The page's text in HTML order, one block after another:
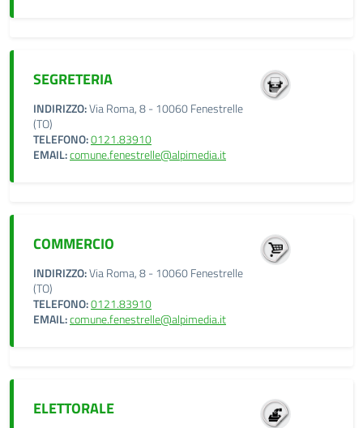
SEGRETERIA
INDIRIZZO:Via Roma, 8 - 10060 Fenestrelle
(TO)
TELEFONO:0121.83910
EMAIL:comune.fenestrelle@alpimedia.it
COMMERCIO
INDIRIZZO:Via Roma, 8 - 10060 Fenestrelle
(TO)
TELEFONO:0121.83910
EMAIL:comune.fenestrelle@alpimedia.it
ELETTORALE